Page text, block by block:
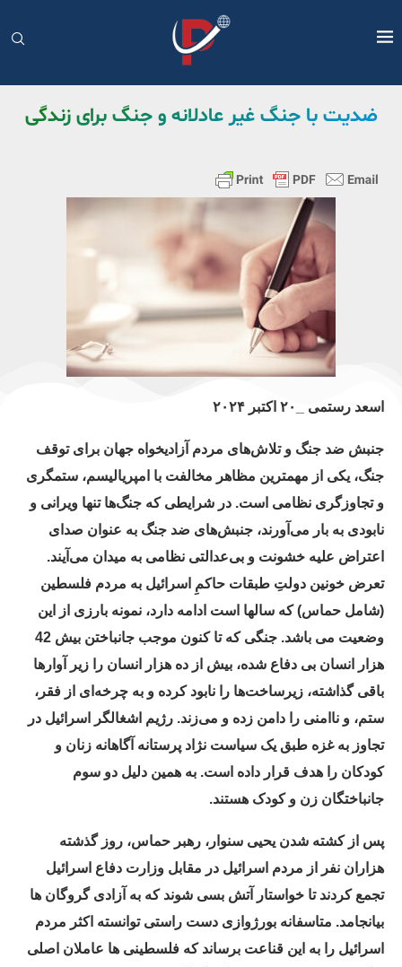
ضدیت با جنگ غیر عادلانه و جنگ برای زندگی
اسعد رستمی _۲۰ اکتبر ۲۰۲۴
جنبش ضد جنگ و تلاش‌های مردم آزادیخواه جهان برای توقف
جنگ، یکی از مهمترین مظاهر مخالفت با امپریالیسم، ستمگری
و تجاوزگری نظامی است. در شرایطی که جنگ‌ها تنها ویرانی و
نابودی به بار می‌آورند، جنبش‌های ضد جنگ به عنوان صدای
اعتراض علیه خشونت و بی‌عدالتی نظامی به میدان می‌آیند.
تعرض خونین دولتِ طبقات حاکمِ اسرائیل به مردم فلسطین
(شامل حماس) که سالها است ادامه دارد، نمونه بارزی از این
وضعیت می باشد. جنگی که تا کنون موجب جانباختن بیش 42
هزار انسان بی‌ دفاع شده، بیش از ده هزار انسان را زیر آوارها
باقی گذاشته، زیرساخت‌ها را نابود کرده و به چرخه‌ای از فقر،
ستم، و ناامنی را دامن زده و می‌زند. رژیم اشغالگر اسرائیل در
تجاوز به غزه طبق یک سیاست نژاد پرستانه آگاهانه زنان و
کودکان را هدف قرار داده است. به همین دلیل دو سوم
جانباختگان زن و کودک هستند.
پس از کشته شدن یحیی سنوار، رهبر حماس، روز گذشته
هزاران نفر از مردم اسرائیل در مقابل وزارت دفاع اسرائیل
تجمع کردند تا خواستار آتش بسی شوند که به آزادی گروگان ها
بیانجامد. متاسفانه بورژوازی دست راستی توانسته اکثر مردم
اسرائیل را به این قناعت برساند که فلسطینی ها عاملان اصلی